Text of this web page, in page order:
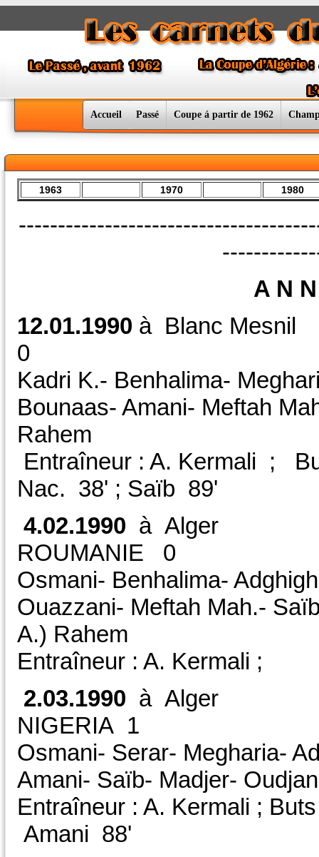
Accueil Passé Coupe á partir de 1962
1963 1970 1980
A N
12.01.1990 à Blanc
0
Kadri K.- Benhalima-
Bounaas- Amani- Meftah
Rahem
Entraîneur : A. Kermali ;
Nac. 38' ; Saïb 89'
4.02.1990 à
ROUMANIE
Osmani- Benhalima-
Ouazzani- Meftah Mah.-
A.) Rahem
Entraîneur : A. Kermali ;
2.03.1990 à Alger
NIGERIA 1
Osmani- Serar- Megharia-
Amani- Saïb- Madjer-
Entraîneur : A. Kermali ;
Amani 88'